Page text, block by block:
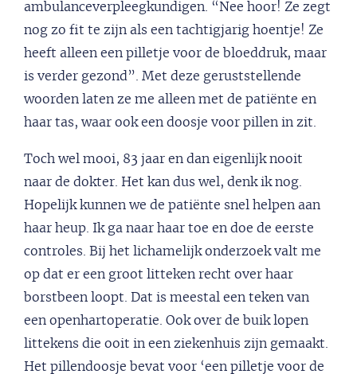
ambulanceverpleegkundigen. “Nee hoor! Ze zegt
nog zo fit te zijn als een tachtigjarig hoentje! Ze
heeft alleen een pilletje voor de bloeddruk, maar
is verder gezond”. Met deze geruststellende
woorden laten ze me alleen met de patiënte en
haar tas, waar ook een doosje voor pillen in zit.
Toch wel mooi, 83 jaar en dan eigenlijk nooit
naar de dokter. Het kan dus wel, denk ik nog.
Hopelijk kunnen we de patiënte snel helpen aan
haar heup. Ik ga naar haar toe en doe de eerste
controles. Bij het lichamelijk onderzoek valt me
op dat er een groot litteken recht over haar
borstbeen loopt. Dat is meestal een teken van
een openhartoperatie. Ook over de buik lopen
littekens die ooit in een ziekenhuis zijn gemaakt.
Het pillendoosje bevat voor ‘een pilletje voor de